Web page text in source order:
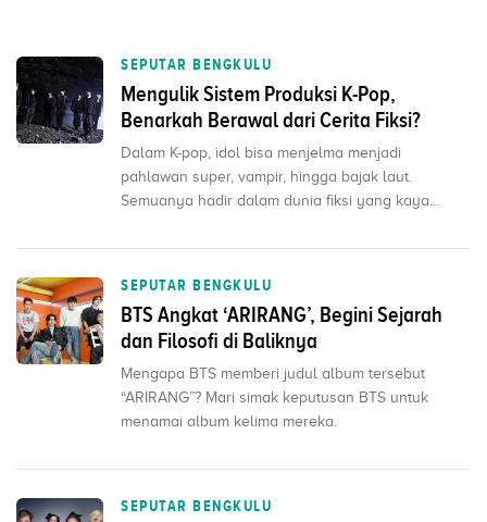
SEPUTAR BENGKULU
Mengulik Sistem Produksi K-Pop,
Benarkah Berawal dari Cerita Fiksi?
Dalam K-pop, idol bisa menjelma menjadi
pahlawan super, vampir, hingga bajak laut.
Semuanya hadir dalam dunia fiksi yang kaya
SEPUTAR BENGKULU
BTS Angkat ‘ARIRANG’, Begini Sejarah
dan Filosofi di Baliknya
Mengapa BTS memberi judul album tersebut
“ARIRANG”? Mari simak keputusan BTS untuk
menamai album kelima mereka.
SEPUTAR BENGKULU